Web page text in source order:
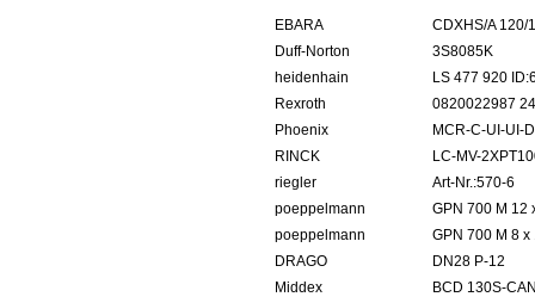
EBARA
CDXHS/A 120/
Duff-Norton
3S8085K
heidenhain
LS 477 920
Rexroth
0820022987
Phoenix
MCR-C-UI-UI-
RINCK
LC-MV-
riegler
Art-Nr.:570-6
poeppelmann
GPN 700 M 12
poeppelmann
GPN 700 M 8 x
DRAGO
DN28 P-12
Middex
BCD 130S-